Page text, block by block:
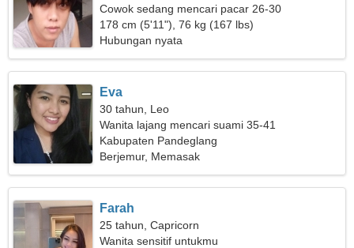
Cowok sedang mencari pacar 26-30
178 cm (5'11"), 76 kg (167 lbs)
Hubungan nyata
Eva
30 tahun, Leo
Wanita lajang mencari suami 35-41
Kabupaten Pandeglang
Berjemur, Memasak
Farah
25 tahun, Capricorn
Wanita sensitif untukmu